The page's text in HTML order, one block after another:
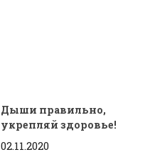
Дыши правильно,
укрепляй здоровье!
02.11.2020